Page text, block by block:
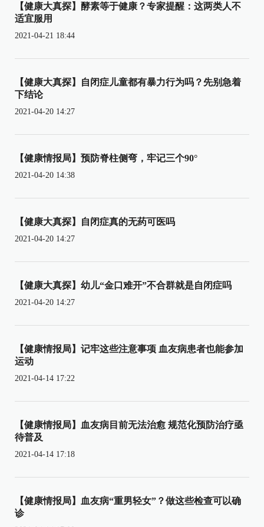
【健康大真探】酵素等于健康？专家提醒：这两类人不
适宜服用
2021-04-21 18:44
【健康大真探】自闭症儿童都有暴力行为吗？先别急着
下结论
2021-04-20 14:27
【健康情报局】预防脊柱侧弯，牢记三个90°
2021-04-20 14:38
【健康大真探】自闭症真的无药可医吗
2021-04-20 14:27
【健康大真探】幼儿“金口难开”不合群就是自闭症吗
2021-04-20 14:27
【健康情报局】记牢这些注意事项 血友病患者也能参加
运动
2021-04-14 17:22
【健康情报局】血友病目前无法治愈 规范化预防治疗亟
待普及
2021-04-14 17:18
【健康情报局】血友病“重男轻女”？做这些检查可以确
诊